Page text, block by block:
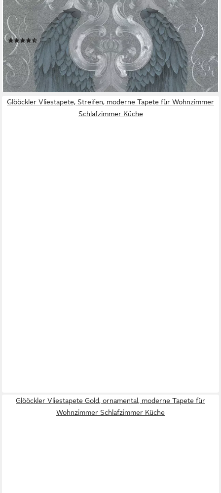
GLÖÖCKLER
Vliestapete Silber-Lila, Blau, ornamental, moderne Tapete für
Wohnzimmer Schlafzimmer Küche
(5)
ab 57,80 € UVP118,45 €
(78,11 €/ 1 qm)
-51%
lieferbar - in 3-4 Werktagen bei dir
Glööckler Vliestapete, Streifen, moderne Tapete für Wohnzimmer
Schlafzimmer Küche
Glööckler Vliestapete Gold, ornamental, moderne Tapete für
Wohnzimmer Schlafzimmer Küche